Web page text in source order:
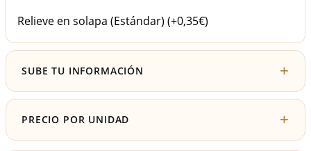
Relieve en solapa (Estándar) (+0,35€)
SUBE TU INFORMACIÓN
PRECIO POR UNIDAD